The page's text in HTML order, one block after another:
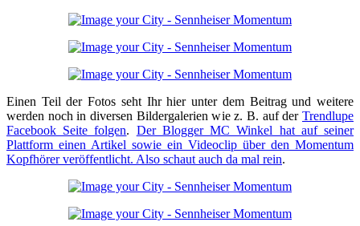
Einen Teil der Fotos seht Ihr hier unter dem Beitrag und weitere
werden noch in diversen Bildergalerien wie z. B. auf der Trendlupe
Facebook Seite folgen. Der Blogger MC Winkel hat auf seiner
Plattform einen Artikel sowie ein Videoclip über den Momentum
Kopfhörer veröffentlicht. Also schaut auch da mal rein.